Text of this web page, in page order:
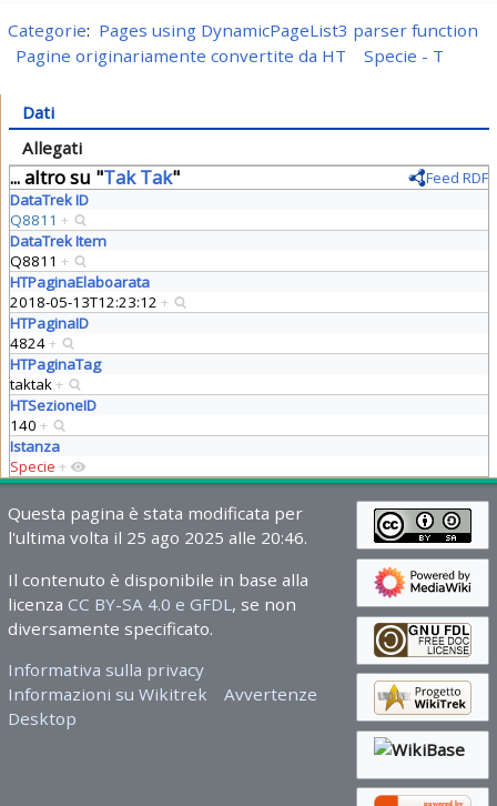
Categorie: Pages using DynamicPageList3 parser function
Pagine originariamente convertite da HT
Specie - T
Dati
Allegati
... altro su "Tak Tak"
Feed RDF
DataTrek ID
Q8811 +
DataTrek Item
Q8811 +
HTPaginaElaboarata
2018-05-13T12:23:12 +
HTPaginaID
4824+
HTPaginaTag
taktak+
HTSezioneID
140 +
Istanza
Specie +
Questa pagina è stata modificata per
l'ultima volta il 25 ago 2025 alle 20:46.
Il contenuto è disponibile in base alla
licenza CC BY-SA 4.0 e GFDL , se non
diversamente specificato.
Informativa sulla privacy
Informazioni su Wikitrek
Avvertenze
Desktop